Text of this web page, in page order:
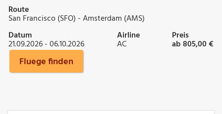
Route
San Francisco (SFO) - Amsterdam (AMS)
Datum
21.09.2026 - 06.10.2026
Airline
AC
Preis
ab 805,00 €
Fluege finden